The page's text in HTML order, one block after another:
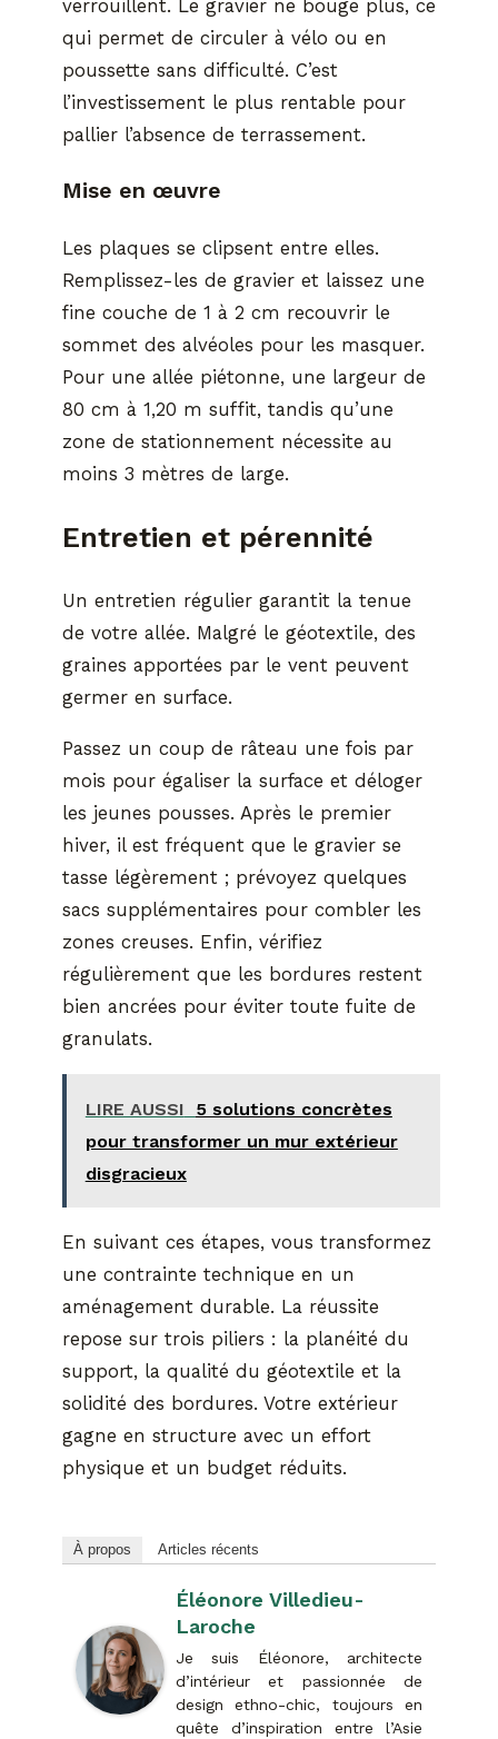
verrouillent. Le gravier ne bouge plus, ce
qui permet de circuler à vélo ou en
poussette sans difficulté. C’est
l’investissement le plus rentable pour
pallier l’absence de terrassement.
Mise en œuvre
Les plaques se clipsent entre elles.
Remplissez-les de gravier et laissez une
fine couche de 1 à 2 cm recouvrir le
sommet des alvéoles pour les masquer.
Pour une allée piétonne, une largeur de
80 cm à 1,20 m suffit, tandis qu’une
zone de stationnement nécessite au
moins 3 mètres de large.
Entretien et pérennité
Un entretien régulier garantit la tenue
de votre allée. Malgré le géotextile, des
graines apportées par le vent peuvent
germer en surface.
Passez un coup de râteau une fois par
mois pour égaliser la surface et déloger
les jeunes pousses. Après le premier
hiver, il est fréquent que le gravier se
tasse légèrement ; prévoyez quelques
sacs supplémentaires pour combler les
zones creuses. Enfin, vérifiez
régulièrement que les bordures restent
bien ancrées pour éviter toute fuite de
granulats.
LIRE AUSSI
5 solutions concrètes
pour transformer un mur extérieur
disgracieux
En suivant ces étapes, vous transformez
une contrainte technique en un
aménagement durable. La réussite
repose sur trois piliers : la planéité du
support, la qualité du géotextile et la
solidité des bordures. Votre extérieur
gagne en structure avec un effort
physique et un budget réduits.
À propos Articles récents
Éléonore Villedieu-
Laroche
Je suis Éléonore, architecte
d’intérieur et passionnée de
design ethno-chic, toujours en
quête d’inspiration entre l’Asie